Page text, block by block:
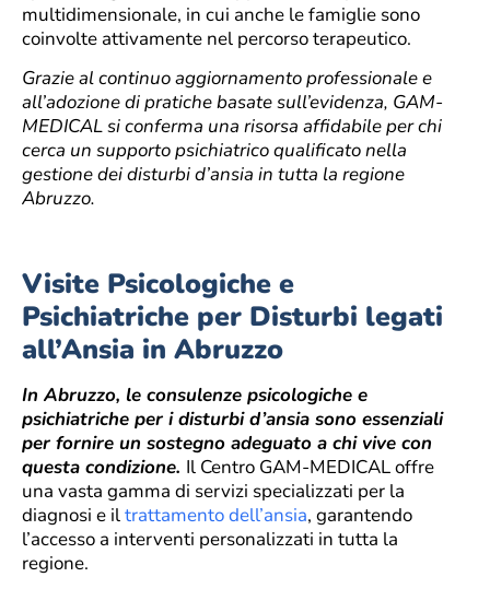
multidimensionale, in cui anche le famiglie sono
coinvolte attivamente nel percorso terapeutico.
Grazie al continuo aggiornamento professionale e
all’adozione di pratiche basate sull’evidenza, GAM-
MEDICAL si conferma una risorsa affidabile per chi
cerca un supporto psichiatrico qualificato nella
gestione dei disturbi d’ansia in tutta la regione
Abruzzo.
Visite Psicologiche e
Psichiatriche per Disturbi legati
all’Ansia in Abruzzo
In Abruzzo, le consulenze psicologiche e
psichiatriche per i disturbi d’ansia sono essenziali
per fornire un sostegno adeguato a chi vive con
questa condizione. Il Centro GAM-MEDICAL offre
una vasta gamma di servizi specializzati per la
diagnosi e iltrattamento dell’ansia, garantendo
l’accesso a interventi personalizzati in tutta la
regione.